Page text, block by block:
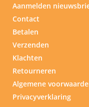
Aanmelden
Contact
Betalen
Verzenden
Klachten
Retourneren
Algemene
Privacyverklaring